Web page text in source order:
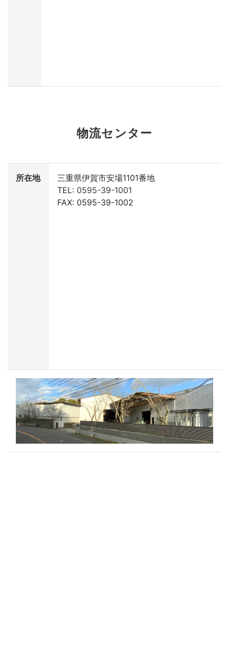
物流センター
所在地
三重県伊賀市安場1101番地
TEL: 0595-39-1001
FAX: 0595-39-1002